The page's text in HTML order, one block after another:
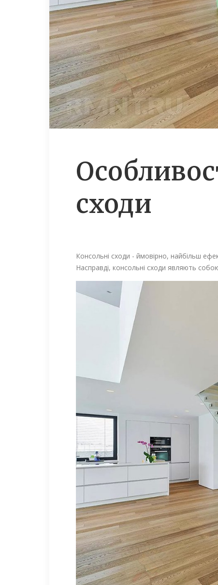
сходи
Консольні сходи - ймовірно, найбільш
Насправді, консольні сходи являють